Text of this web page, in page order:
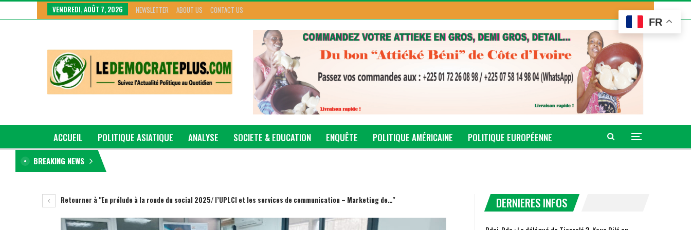
VENDREDI, AOÛT 7, 2026 NEWSLETTER ABOUT US CONTACT US
ACCUEIL POLITIQUE ASIATIQUE ANALYSE SOCIETE & EDUCATION ENQUÊTE POLITIQUE AMÉRICAINE
POLITIQUE EUROPÉENNE
GRAND GENRE
BREAKING NEWS
Retourner à "En prélude à la ronde du social 2025/ l’UPLCI et les services de communication – Marketing de…" DERNIERES INFOS
FR